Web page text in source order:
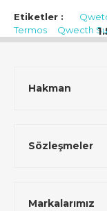
Etiketler :
Termos
Qwecth
Hakman
Sözleşmeler
Markalarımız